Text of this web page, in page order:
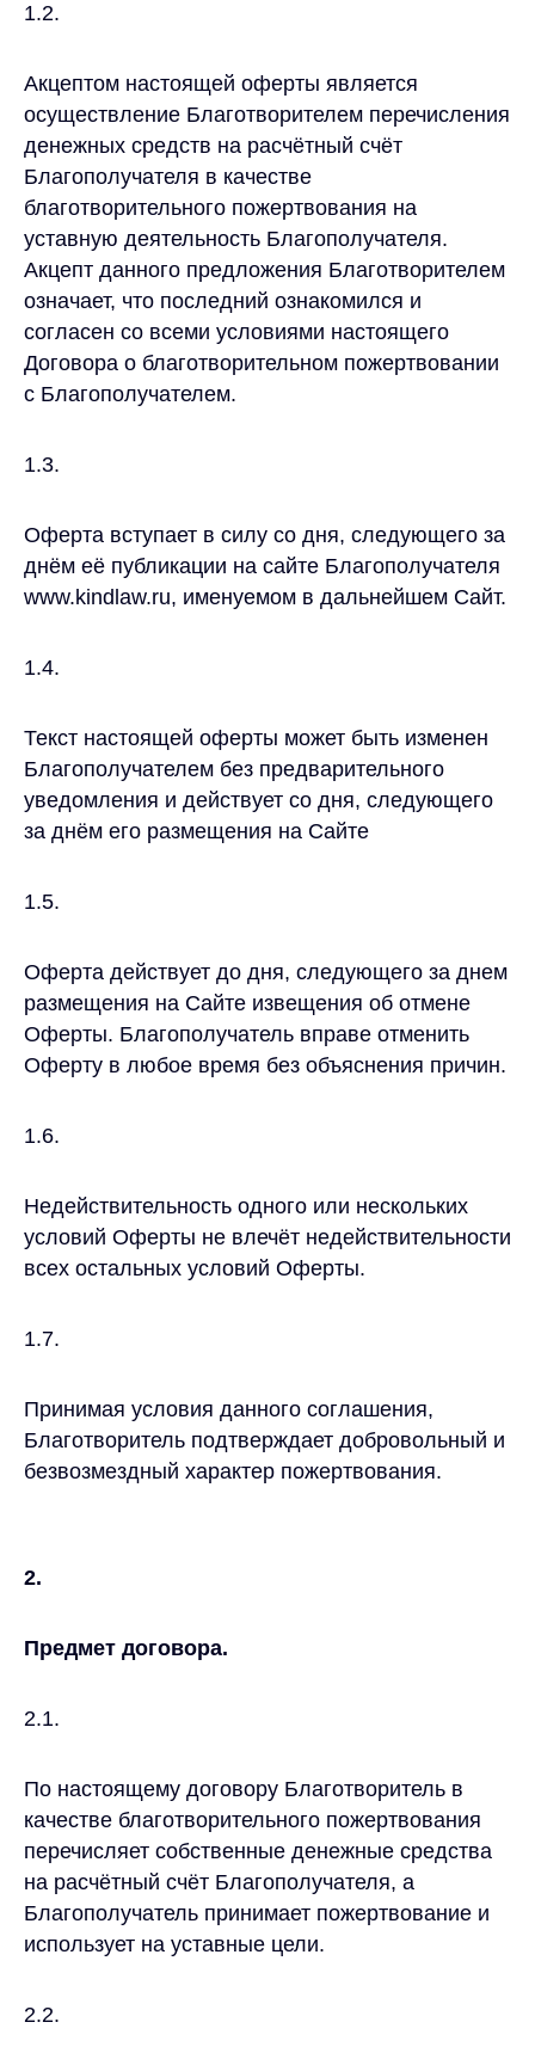
1.2.
Акцептом настоящей оферты является
осуществление Благотворителем перечисления
денежных средств на расчётный счёт
Благополучателя в качестве
благотворительного пожертвования на
уставную деятельность Благополучателя.
Акцепт данного предложения Благотворителем
означает, что последний ознакомился и
согласен со всеми условиями настоящего
Договора о благотворительном пожертвовании
с Благополучателем.
1.3.
Оферта вступает в силу со дня, следующего за
днём её публикации на сайте Благополучателя
www.kindlaw.ru, именуемом в дальнейшем Сайт.
1.4.
Текст настоящей оферты может быть изменен
Благополучателем без предварительного
уведомления и действует со дня, следующего
за днём его размещения на Сайте
1.5.
Оферта действует до дня, следующего за днем
размещения на Сайте извещения об отмене
Оферты. Благополучатель вправе отменить
Оферту в любое время без объяснения причин.
1.6.
Недействительность одного или нескольких
условий Оферты не влечёт недействительности
всех остальных условий Оферты.
1.7.
Принимая условия данного соглашения,
Благотворитель подтверждает добровольный и
безвозмездный характер пожертвования.
2.
Предмет договора.
2.1.
По настоящему договору Благотворитель в
качестве благотворительного пожертвования
перечисляет собственные денежные средства
на расчётный счёт Благополучателя, а
Благополучатель принимает пожертвование и
использует на уставные цели.
2.2.